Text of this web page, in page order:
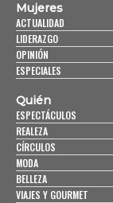
Mujeres
ACTUALIDAD
LIDERAZGO
OPINIÓN
ESPECIALES
Quién
ESPECTÁCULOS
REALEZA
CÍRCULOS
MODA
BELLEZA
VIAJES Y GOURMET